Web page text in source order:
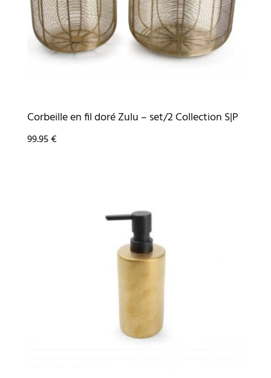
Corbeille en fil doré Zulu – set/2 Collection S|P
99.95€